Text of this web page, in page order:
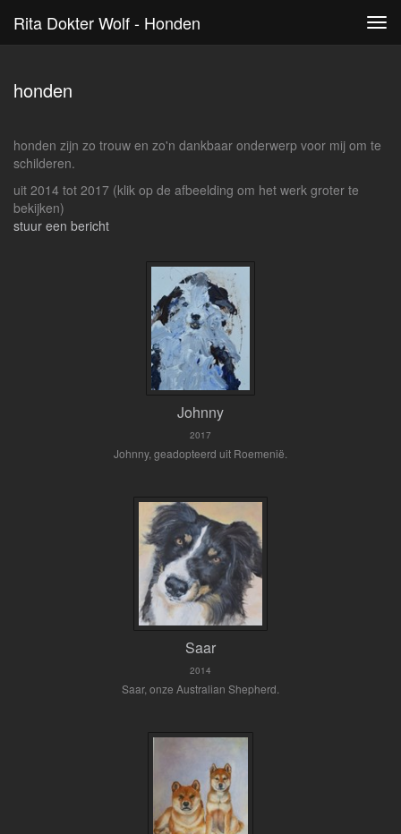
Rita Dokter Wolf - Honden
honden
honden zijn zo trouw en zo'n dankbaar onderwerp voor mij om te
schilderen.
uit 2014 tot 2017 (klik op de afbeelding om het werk groter te
bekijken)
stuur een bericht
Johnny
2017
Johnny, geadopteerd uit Roemenië.
Saar
2014
Saar, onze Australian Shepherd.